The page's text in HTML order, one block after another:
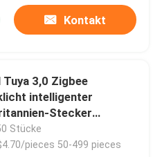
Kontakt
Tuya 3,0 Zigbee
intelligenter
Stecker
Wifi-Birnen-Sockel
Stücke
pieces 50-499 pieces